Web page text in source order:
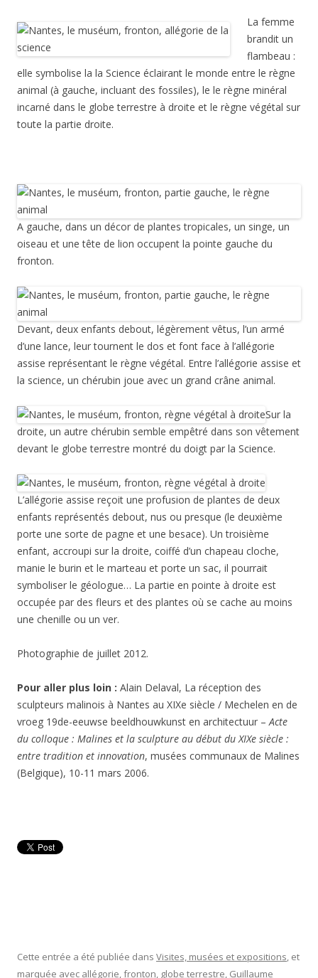
La femme
brandit un
flambeau :
elle symbolise la la Science éclairant le monde entre le règne
animal (à gauche, incluant des fossiles), le le règne minéral
incarné dans le globe terrestre à droite et le règne végétal sur
toute la partie droite.
A gauche, dans un décor de plantes tropicales, un singe, un
oiseau et une tête de lion occupent la pointe gauche du
fronton.
Devant, deux enfants debout, légèrement vêtus, l’un armé
d’une lance, leur tournent le dos et font face à l’allégorie
assise représentant le règne végétal. Entre l’allégorie assise et
la science, un chérubin joue avec un grand crâne animal.
Sur la
droite, un autre chérubin semble empêtré dans son vêtement
devant le globe terrestre montré du doigt par la Science.
L’allégorie assise reçoit une profusion de plantes de deux
enfants représentés debout, nus ou presque (le deuxième
porte une sorte de pagne et une besace). Un troisième
enfant, accroupi sur la droite, coiffé d’un chapeau cloche,
manie le burin et le marteau et porte un sac, il pourrait
symboliser le géologue… La partie en pointe à droite est
occupée par des fleurs et des plantes où se cache au moins
une chenille ou un ver.
Photographie de juillet 2012.
Pour aller plus loin : Alain Delaval, La réception des
sculpteurs malinois à Nantes au XIXe siècle / Mechelen en de
vroeg 19de-eeuwse beeldhouwkunst en architectuur – Acte
du colloque : Malines et la sculpture au début du XIXe siècle :
entre tradition et innovation, musées communaux de Malines
(Belgique), 10-11 mars 2006.
Cette entrée a été publiée dans Visites, musées et expositions, et
marquée avec allégorie,fronton, globe terrestre, Guillaume